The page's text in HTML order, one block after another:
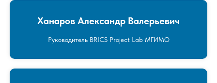
Ханаров Александр Валерьевич
Руководитель BRICS Project Lab МГИМО